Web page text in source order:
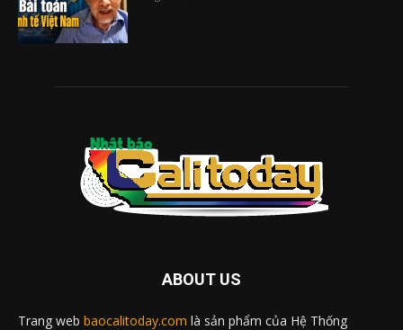
ABOUT US
Trang web baocalitoday.com là sản phẩm của Hệ Thống